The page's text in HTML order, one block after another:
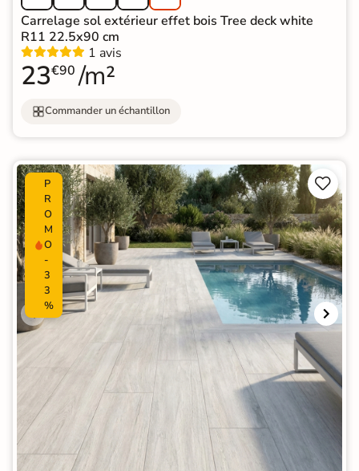
Carrelage sol extérieur effet bois Tree deck white
R11 22.5x90 cm
1 avis
23€90 /m²
Commander un échantillon
P
R
O
M
O
-
3
3
%

